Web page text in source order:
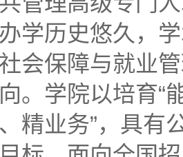
学历史悠久，
会保障与就业
。学院以培育“
精业务”，具有